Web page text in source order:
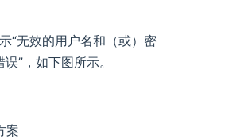
“无效的用户名和（或）密
”，如下图所示。
案